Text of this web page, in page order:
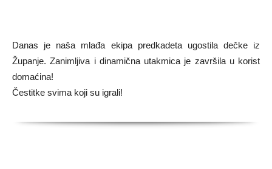
Danas je naša mlađa ekipa predkadeta ugostila dečke iz
Županje. Zanimljiva i dinamična utakmica je završila u korist
domaćina!
Čestitke svima koji su igrali!